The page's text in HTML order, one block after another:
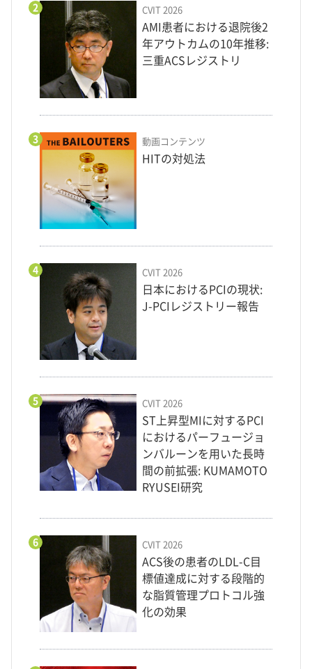
2 CVIT 2026
AMI患者における退院後2
年アウトカムの10年推移:
三重ACSレジストリ
3 動画コンテンツ
HITの対処法
4 CVIT 2026
日本におけるPCIの現状:
J-PCIレジストリー報告
5 CVIT 2026
ST上昇型MIに対するPCI
におけるパーフュージョ
ンバルーンを用いた長時
間の前拡張: KUMAMOTO
RYUSEI研究
6 CVIT 2026
ACS後の患者のLDL-C目
標値達成に対する段階的
な脂質管理プロトコル強
化の効果